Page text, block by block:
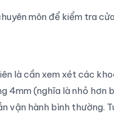
môn để kiểm tra
là cần xem xét các
4mm (nghĩa là nhỏ
hành bình thường.